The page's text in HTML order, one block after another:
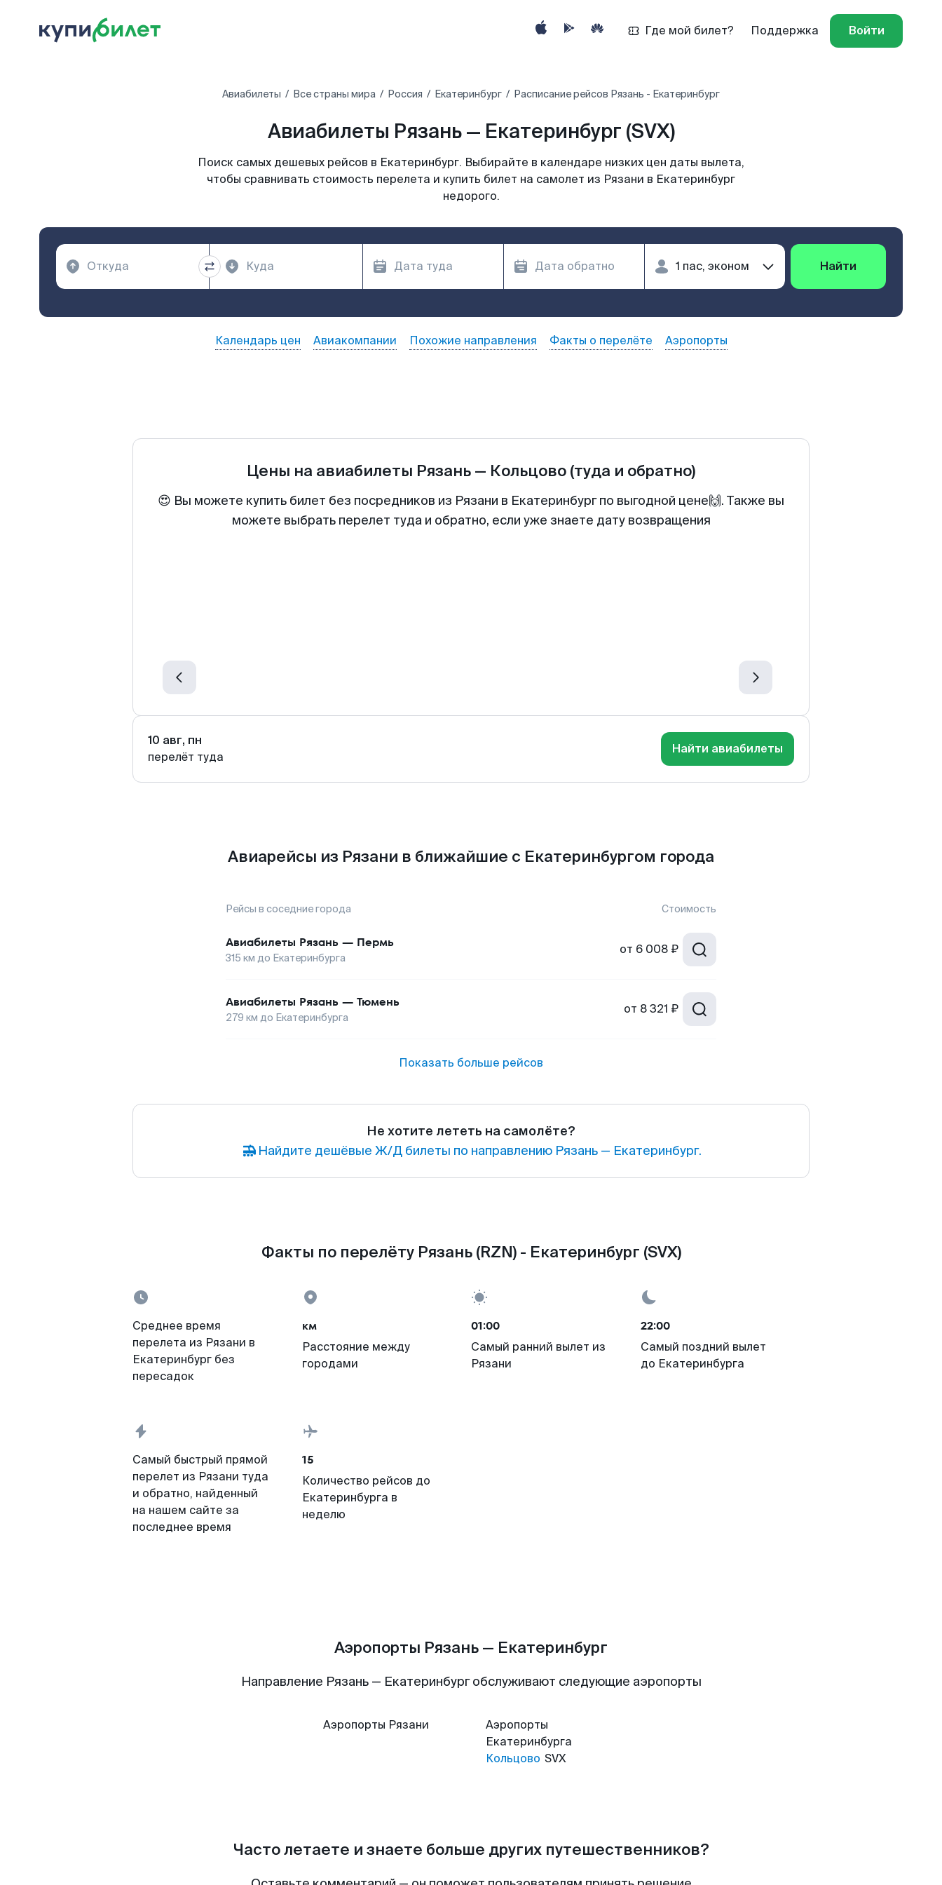
Где мой билет? Поддержка Войти
Авиабилеты Все страны мира Россия Екатеринбург Расписание рейсов Рязань - Екатеринбург
Авиабилеты Рязань — Екатеринбург (SVX)
Поиск самых дешевых рейсов в Екатеринбург. Выбирайте в календаре низких цен даты вылета,
чтобы сравнивать стоимость перелета и купить билет на самолет из Рязани в Екатеринбург
недорого.
Найти
Календарь цен Авиакомпании Похожие направления Факты о перелёте Аэропорты
Цены на авиабилеты Рязань — Кольцово (туда и обратно)
😍 Вы можете купить билет без посредников из Рязани в Екатеринбург по выгодной цене🙌. Также вы
можете выбрать перелет туда и обратно, если уже знаете дату возвращения
10 авг, пн
перелёт туда
Найти авиабилеты
Авиарейсы из Рязани в ближайшие с Екатеринбургом города
Рейсы в соседние города Стоимость
Авиабилеты Рязань — Пермь
315 км до Екатеринбурга
от 6 008 ₽
Авиабилеты Рязань — Тюмень
279 км до Екатеринбурга
от 8 321 ₽
Показать больше рейсов
Не хотите лететь на самолёте?
Найдите дешёвые Ж/Д билеты по направлению Рязань — Екатеринбург.
Факты по перелёту Рязань (RZN) - Екатеринбург (SVX)
Среднее время
перелета из Рязани в
Екатеринбург без
пересадок
км
Расстояние между
городами
01:00
Самый ранний вылет из
Рязани
22:00
Самый поздний вылет
до Екатеринбурга
Самый быстрый прямой
перелет из Рязани туда
и обратно, найденный
на нашем сайте за
последнее время
15
Количество рейсов до
Екатеринбурга в
неделю
Аэропорты Рязань — Екатеринбург
Направление Рязань — Екатеринбург обслуживают следующие аэропорты
Аэропорты Рязани
Аэропорты
Екатеринбурга
Кольцово SVX
Часто летаете и знаете больше других путешественников?